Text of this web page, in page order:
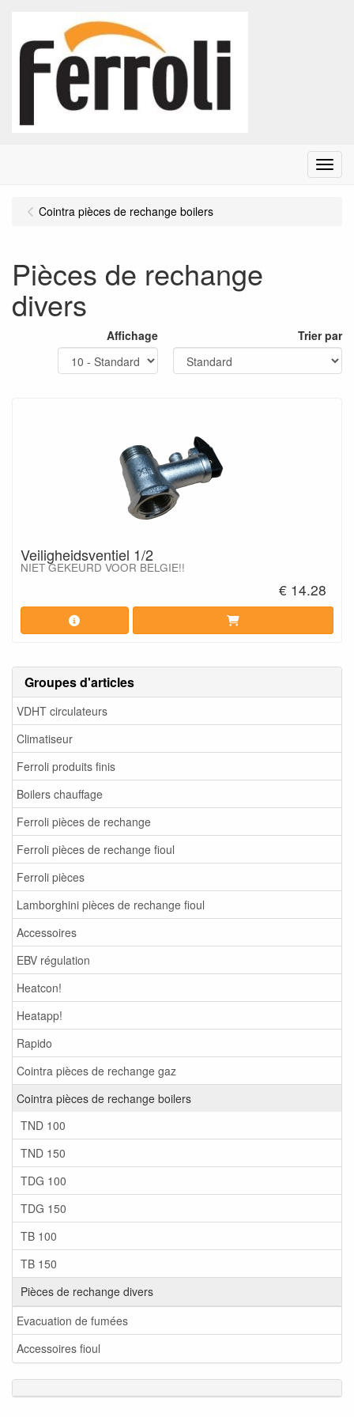
Menu
Groupes d'articles
VDHT circulateurs
Climatiseur
Ferroli produits finis
Boilers chauffage
Ferroli pièces de rechange
Ferroli pièces de rechange fioul
Ferroli pièces
Lamborghini pièces de rechange fioul
Accessoires
EBV régulation
Heatcon!
Heatapp!
Rapido
Cointra pièces de rechange gaz
Cointra pièces de rechange boilers
TND 100
TND 150
TDG 100
TDG 150
TB 100
TB 150
Pièces de rechange divers
Evacuation de fumées
Accessoires fioul
Cointra pièces de rechange boilers
Pièces de rechange
divers
Affichage Trier par
Veiligheidsventiel 1/2
NIET GEKEURD VOOR BELGIE!!
€ 14.28